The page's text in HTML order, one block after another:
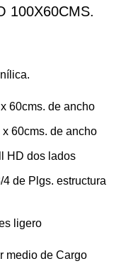
100X60CMS.
60cms. de ancho
60cms. de ancho
HD dos lados
de Plgs. estructura
ligero
medio de Cargo